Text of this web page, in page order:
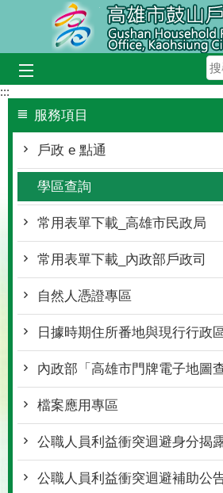
跳到主要內容區塊
:::
服務項目
戶政 e 點通
學區查詢
常用表單下載_高雄市民政局
常用表單下載_內政部戶政司
自然人憑證專區
日據時期住所番地與現行行政
內政部「高雄市門牌電子地圖
檔案應用專區
公職人員利益衝突迴避身分揭
公職人員利益衝突迴避補助公